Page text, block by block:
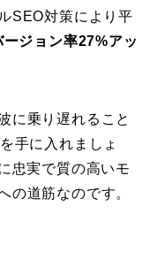
SEO対策により平
ジョン率27%アッ
に乗り遅れること
手に入れましょ
忠実で質の高いモ
の道筋なのです。